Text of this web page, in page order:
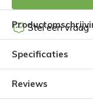
Stel een vraag
Specificaties
Reviews